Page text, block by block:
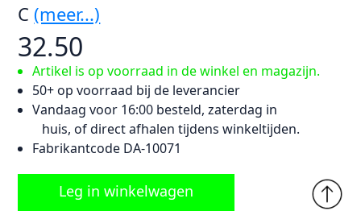
C(meer...)
32.50
Artikel is op voorraad in de winkel en magazijn.
50+ op voorraad bij de leverancier
Vandaag voor 16:00 besteld, zaterdag in
huis, of direct afhalen tijdens winkeltijden.
Fabrikantcode DA-10071
Leg in winkelwagen